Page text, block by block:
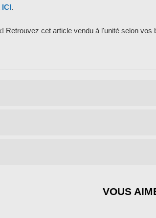
ICI.
Retrouvez cet article vendu à l'unité selon vos
VOUS